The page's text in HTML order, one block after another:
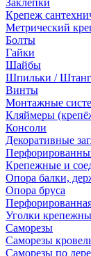
Заклепки
Крепеж
Метрический
Болты
Гайки
Шайбы
Шпильки /
Винты
Монтажные
Кляймеры
Консоли
Декоративные
Крепежные и
Опора балки,
Опора бруса
Уголки
Саморезы
Саморезы
Саморезы по